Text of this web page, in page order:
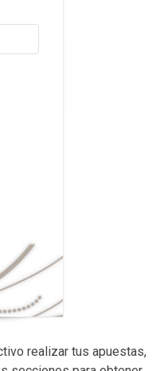
realizar tus apuestas,